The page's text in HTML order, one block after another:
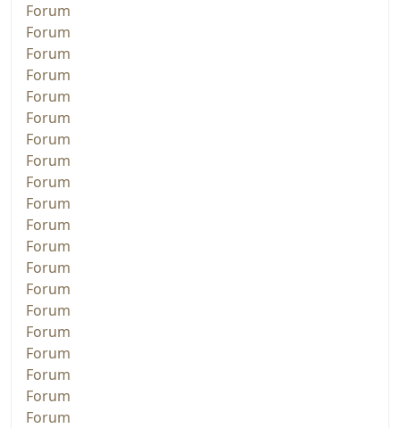
Forum
Forum
Forum
Forum
Forum
Forum
Forum
Forum
Forum
Forum
Forum
Forum
Forum
Forum
Forum
Forum
Forum
Forum
Forum
Forum